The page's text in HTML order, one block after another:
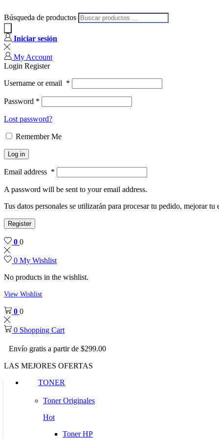
Búsqueda de productos
Iniciar sesión
My Account
Login Register
Username or email *
Password *
Lost password?
Remember Me
Log in
Email address *
A password will be sent to your email address.
Tus datos personales se utilizarán para procesar tu pedido, mejorar
Register
0 0
0 My Wishlist
No products in the wishlist.
View Wishlist
0 0
0 Shopping Cart
Envío gratis a partir de $299.00
LAS MEJORES OFERTAS
TONER
Toner Originales
Hot
Toner HP